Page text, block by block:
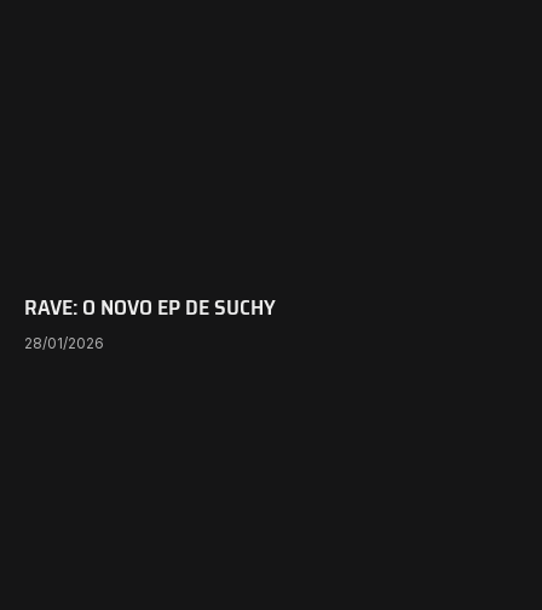
RAVE: O NOVO EP DE SUCHY
28/01/2026